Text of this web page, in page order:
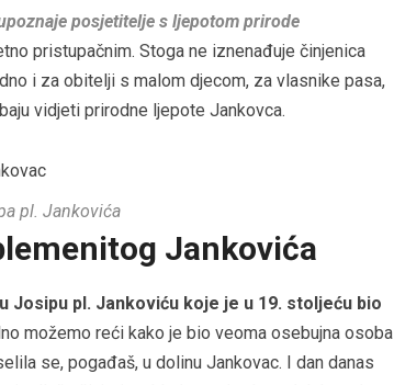
posjetitelje s ljepotom prirode
pristupačnim. Stoga ne iznenađuje činjenica
i za obitelji s malom djecom, za vlasnike pasa,
vidjeti prirodne ljepote Jankovca.
pl. Jankovića
Jankovića
Josipu pl. Jankoviću koje je u 19. stoljeću bio
možemo reći kako je bio veoma osebujna osoba
se, pogađaš, u dolinu Jankovac. I dan danas